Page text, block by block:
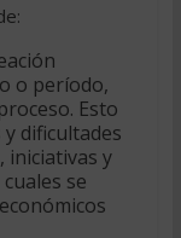
o período,
Esto
dificultades
iniciativas y
se